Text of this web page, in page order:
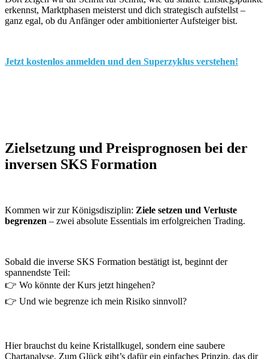
erkennst, Marktphasen meisterst und dich strategisch aufstellst –
ganz egal, ob du Anfänger oder ambitionierter Aufsteiger bist.
Jetzt kostenlos anmelden und den Superzyklus verstehen!
Zielsetzung und Preisprognosen bei der
inversen SKS Formation
Kommen wir zur Königsdisziplin: Ziele setzen und Verluste
begrenzen – zwei absolute Essentials im erfolgreichen Trading.
Sobald die inverse SKS Formation bestätigt ist, beginnt der
spannendste Teil:
👉 Wo könnte der Kurs jetzt hingehen?
👉 Und wie begrenze ich mein Risiko sinnvoll?
Hier brauchst du keine Kristallkugel, sondern eine saubere
Chartanalyse. Zum Glück gibt’s dafür ein einfaches Prinzip, das dir